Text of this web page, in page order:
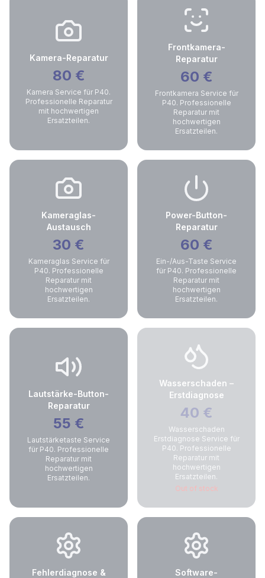
Kamera-Reparatur
80 €
Kamera Service für P40.
Professionelle Reparatur
mit hochwertigen
Ersatzteilen.
Frontkamera-
Reparatur
60 €
Frontkamera Service für
P40. Professionelle
Reparatur mit
hochwertigen
Ersatzteilen.
Kameraglas-
Austausch
30 €
Kameraglas Service für
P40. Professionelle
Reparatur mit
hochwertigen
Ersatzteilen.
Power-Button-
Reparatur
60 €
Ein-/Aus-Taste Service
für P40. Professionelle
Reparatur mit
hochwertigen
Ersatzteilen.
Lautstärke-Button-
Reparatur
55 €
Lautstärketaste Service
für P40. Professionelle
Reparatur mit
hochwertigen
Ersatzteilen.
Wasserschaden –
Erstdiagnose
40 €
Wasserschaden
Erstdiagnose Service für
P40. Professionelle
Reparatur mit
hochwertigen
Ersatzteilen.
Out of stock
Fehlerdiagnose &
Software-